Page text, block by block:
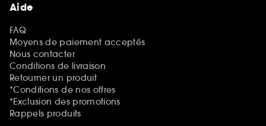
Aide
FAQ
Moyens de paiement acceptés
Nous contacter
Conditions de livraison
Retourner un produit
*Conditions de nos offres
*Exclusion des promotions
Rappels produits